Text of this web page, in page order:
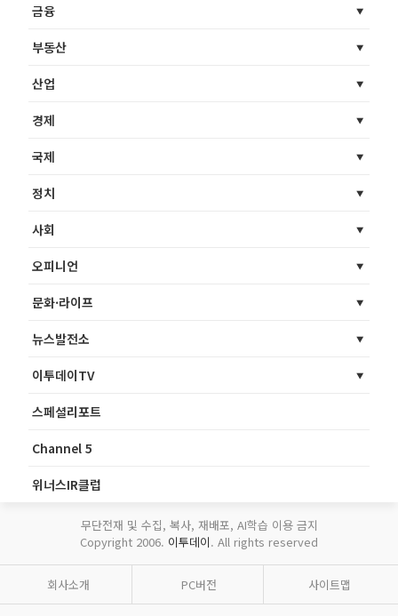
금융
부동산
산업
경제
국제
정치
사회
오피니언
문화·라이프
뉴스발전소
이투데이TV
스페셜리포트
Channel 5
위너스IR클럽
무단전재 및 수집, 복사, 재배포, AI학습 이용 금지
Copyright 2006. 이투데이. All rights reserved
회사소개 PC버전 사이트맵